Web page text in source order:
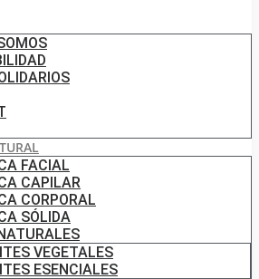
FACIAL
CAPILAR
CORPORAL
SÓLIDA
VEGETALES
ESENCIALES